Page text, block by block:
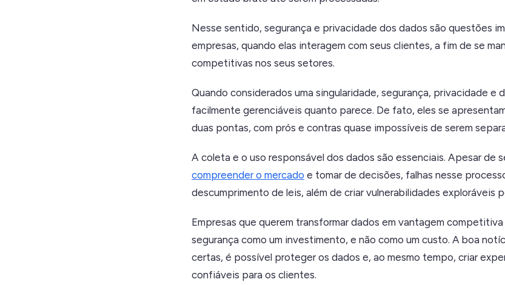
Nesse sentido, segurança e privacidade dos dados são questões
empresas, quando elas interagem com seus clientes, a fim de se
competitivas nos seus setores.
Quando considerados uma singularidade, segurança, privacidade e
facilmente gerenciáveis quanto parece. De fato, eles se
duas pontas, com prós e contras quase impossíveis de serem
A coleta e o uso responsável dos dados são essenciais. Apesar de
compreender o mercado e tomar de decisões, falhas nesse
descumprimento de leis, além de criar vulnerabilidades exploráveis
Empresas que querem transformar dados em vantagem competitiva
segurança como um investimento, e não como um custo. A boa
certas, é possível proteger os dados e, ao mesmo tempo, criar
confiáveis para os clientes.